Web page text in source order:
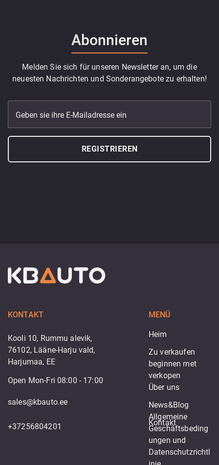
Abonnieren
Melden Sie sich für unseren Newsletter an, um die
neuesten Nachrichten und Sonderangebote zu erhalten!
Geben sie ihre E-Mailadresse ein
REGISTRIEREN
KONTAKT
Kooli 10, Rummu alevik,
76102, Lääne-Harju vald,
Harjumaa, EE
Open Mon-Fri 08:00 - 17:00
sales@kbauto.ee
+37256804201
MENÜ
Heim
Zu verkaufen
beginnen met
verkopen
Über uns
News&Blog
Kontakt
Allgemeine
Geschäftsbeding
ungen und
Datenschutzrichtl